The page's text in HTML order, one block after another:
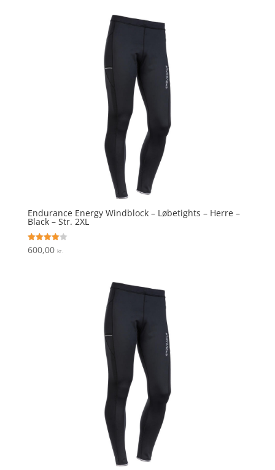
Endurance Energy Windblock – Løbetights – Herre –
Black – Str. 2XL
Vurderet
4
600,00 kr.